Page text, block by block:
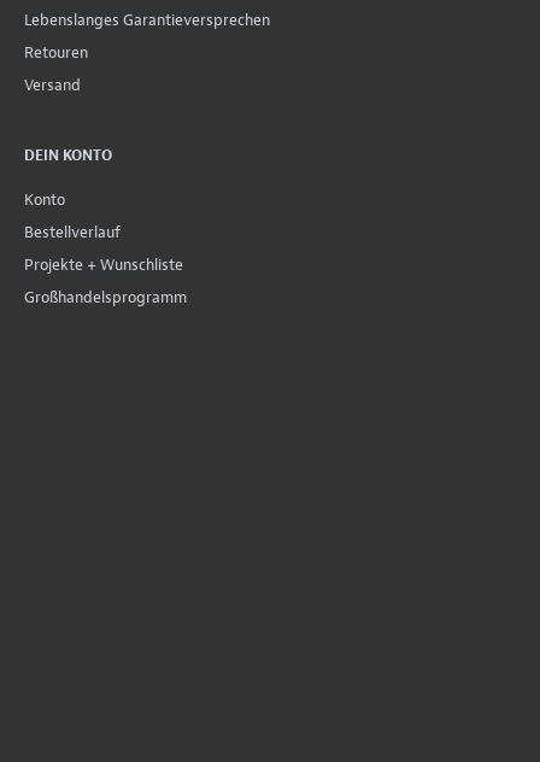
Lebenslanges Garantieversprechen
Retouren
Versand
DEIN KONTO
Konto
Bestellverlauf
Projekte + Wunschliste
Großhandelsprogramm